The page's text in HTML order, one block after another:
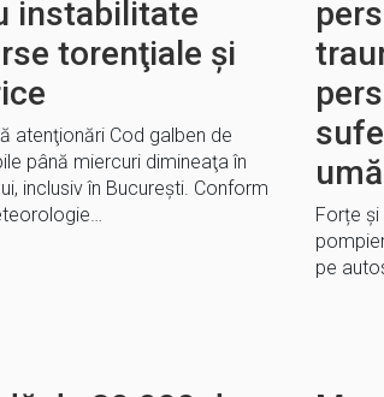
instabilitate
torenţiale și
atenţionări Cod galben de
până miercuri dimineaţa în
inclusiv în Bucureşti. Conform
Forțe
pe